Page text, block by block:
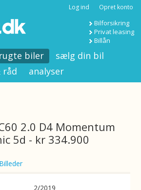
Log ind Opret konto
Bilforsikring
Privat leasing
Billån
biler
sælg din bil
råd analyser
2.0 D4 Momentum
5d - kr 334.900
2/2019